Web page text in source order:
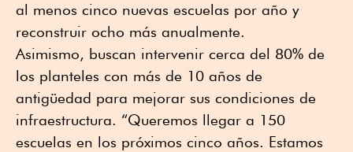
al menos cinco nuevas escuelas por año y
reconstruir ocho más anualmente.
Asimismo, buscan intervenir cerca del 80% de
los planteles con más de 10 años de
antigüedad para mejorar sus condiciones de
infraestructura. “Queremos llegar a 150
escuelas en los próximos cinco años. Estamos